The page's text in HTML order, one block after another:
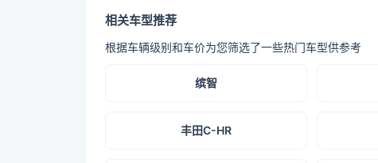
相关车型推荐
根据车辆级别和车价为您筛选了一些热门车型供参考
缤智
丰田C-HR